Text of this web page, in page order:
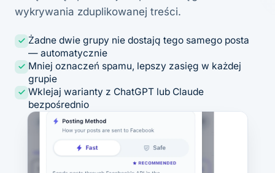
wykrywania zduplikowanej treści.
Żadne dwie grupy nie dostają tego samego posta
— automatycznie
Mniej oznaczeń spamu, lepszy zasięg w każdej
grupie
Wklejaj warianty z ChatGPT lub Claude
bezpośrednio